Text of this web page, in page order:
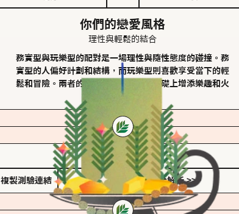
你們的戀愛風格
理性與輕鬆的結合
務實型與玩樂型的配對是一場理性與隨性態度的碰撞。務
實型的人偏好計劃和結構，而玩樂型則喜歡享受當下的輕
鬆和冒險。兩者的關係能夠在穩定的基礎上增添樂趣和火
花。
儲存我的結果圖
複製測驗連結 查看香氛類型全解析 >>>